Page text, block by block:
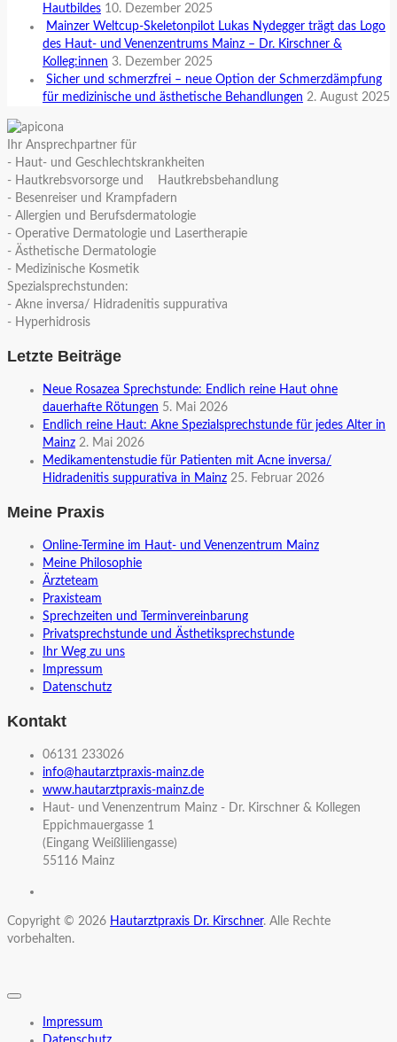
Hautbildes 10. Dezember 2025
Mainzer Weltcup-Skeletonpilot Lukas Nydegger trägt das Logo
des Haut- und Venenzentrums Mainz – Dr. Kirschner &
Kolleg:innen 3. Dezember 2025
Sicher und schmerzfrei – neue Option der Schmerzdämpfung
für medizinische und ästhetische Behandlungen 2. August 2025
Ihr Ansprechpartner für
- Haut- und Geschlechtskrankheiten
- Hautkrebsvorsorge und Hautkrebsbehandlung
- Besenreiser und Krampfadern
- Allergien und Berufsdermatologie
- Operative Dermatologie und Lasertherapie
- Ästhetische Dermatologie
- Medizinische Kosmetik
Spezialsprechstunden:
- Akne inversa/ Hidradenitis suppurativa
- Hyperhidrosis
Letzte Beiträge
Neue Rosazea Sprechstunde: Endlich reine Haut ohne
dauerhafte Rötungen 5. Mai 2026
Endlich reine Haut: Akne Spezialsprechstunde für jedes Alter in
Mainz 2. Mai 2026
Medikamentenstudie für Patienten mit Acne inversa/
Hidradenitis suppurativa in Mainz 25. Februar 2026
Meine Praxis
Online-Termine im Haut- und Venenzentrum Mainz
Meine Philosophie
Ärzteteam
Praxisteam
Sprechzeiten und Terminvereinbarung
Privatsprechstunde und Ästhetiksprechstunde
Ihr Weg zu uns
Impressum
Datenschutz
Kontakt
06131 233026
info@hautarztpraxis-mainz.de
www.hautarztpraxis-mainz.de
Haut- und Venenzentrum Mainz - Dr. Kirschner & Kollegen
Eppichmauergasse 1
(Eingang Weißliliengasse)
55116 Mainz
Copyright © 2026 Hautarztpraxis Dr. Kirschner. Alle Rechte
vorbehalten.
Impressum